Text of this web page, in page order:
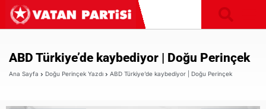
ABD Türkiye’de kaybediyor | Doğu Perinçek
Ana Sayfa Doğu Perinçek Yazdı ABD Türkiye’de kaybediyor | Doğu Perinçek